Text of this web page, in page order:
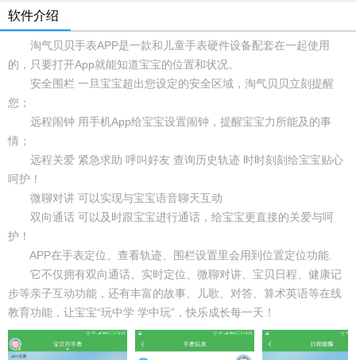
软件介绍
淘气贝贝手表APP是一款和儿童手表硬件设备配套在一起使用
的，只要打开App就能知道宝宝的位置和状况。
安全围栏 一旦宝宝超出您设定的安全区域，淘气贝贝立刻提醒
您；
远程闹钟 用手机App给宝宝设置闹钟，提醒宝宝力所能及的事
情；
远程关爱 紧急求助 呼叫好友 查询历史轨迹 时时刻刻给宝宝贴心
呵护！
微聊对讲 可以实现与宝宝语音聊天互动
双向通话 可以及时跟宝宝进行通话，给宝宝更直接的关爱与呵
护！
APP在手表定位、查看轨迹、围栏设置里会用到位置定位功能.
它不仅拥有双向通话、实时定位、微聊对讲、宝贝日程、健康记
步等亲子互动功能，还有丰富的故事、儿歌、对答、算术英语等在线
教育功能，让宝宝“玩中学 学中玩”，快乐成长每一天！